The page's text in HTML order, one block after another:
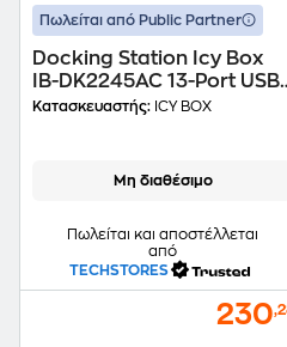
Πωλείται από Public Partner
Docking Station Icy Box
IB-DK2245AC 13-Port USB
3.0 συμβατό με USB-C &
Κατασκευαστής: ICY BOX
Μη διαθέσιμο
Πωλείται και αποστέλλεται
από
TECHSTORES
230